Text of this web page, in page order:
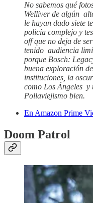
No sabemos qué
Welliver de algún
le hayan dado siete
policía complejo y
off que no deja de
tenido audiencia
porque Bosch:
buena exploración
instituciones, la
como Los Ángeles y
Pollaviejismo bien.
En Amazon Prime
Doom Patrol